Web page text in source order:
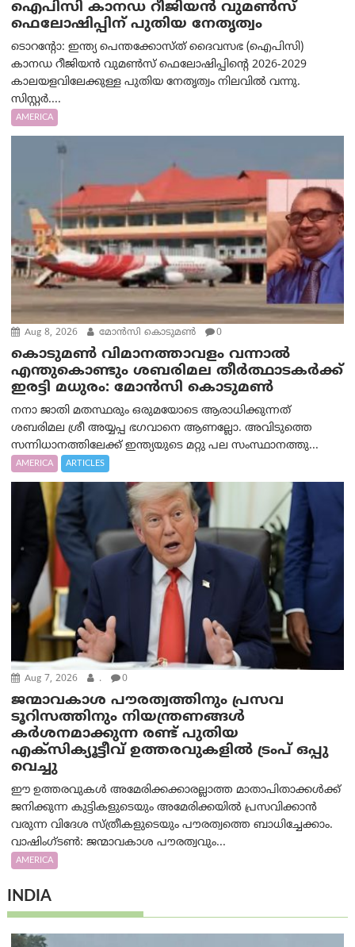
ഐപിസി കാനഡ റീജിയൻ വുമൺസ്
ഫെലോഷിപ്പിന് പുതിയ നേതൃത്വം
ടൊറന്റോ: ഇന്ത്യ പെന്തക്കോസ്ത് ദൈവസഭ (ഐപിസി)
കാനഡ റീജിയൻ വുമൺസ് ഫെലോഷിപ്പിന്റെ 2026-2029
കാലയളവിലേക്കുള്ള പുതിയ നേതൃത്വം നിലവിൽ വന്നു.
സിസ്റ്റർ....
AMERICA
Aug 8, 2026 മോൻസി കൊടുമൺ 0
കൊടുമൺ വിമാനത്താവളം വന്നാൽ
എന്തുകൊണ്ടും ശബരിമല തീർത്ഥാടകർക്ക്
ഇരട്ടി മധുരം: മോൻസി കൊടുമൺ
നനാ ജാതി മതസ്ഥരും ഒരുമയോടെ ആരാധിക്കുന്നത്
ശബരിമല ശ്രീ അയ്യപ്പ ഭഗവാനെ ആണല്ലോ. അവിടുത്തെ
സന്നിധാനത്തിലേക്ക് ഇന്ത്യയുടെ മറ്റു പല സംസ്ഥാനത്തു...
AMERICA ARTICLES
Aug 7, 2026 . 0
ജന്മാവകാശ പൗരത്വത്തിനും പ്രസവ
ടൂറിസത്തിനും നിയന്ത്രണങ്ങൾ
കർശനമാക്കുന്ന രണ്ട് പുതിയ
എക്സിക്യൂട്ടീവ് ഉത്തരവുകളിൽ ട്രംപ് ഒപ്പു
വെച്ചു
ഈ ഉത്തരവുകൾ അമേരിക്കക്കാരല്ലാത്ത മാതാപിതാക്കൾക്ക്
ജനിക്കുന്ന കുട്ടികളുടെയും അമേരിക്കയിൽ പ്രസവിക്കാൻ
വരുന്ന വിദേശ സ്ത്രീകളുടെയും പൗരത്വത്തെ ബാധിച്ചേക്കാം.
വാഷിംഗ്ടണ്‍: ജന്മാവകാശ പൗരത്വവും...
AMERICA
INDIA